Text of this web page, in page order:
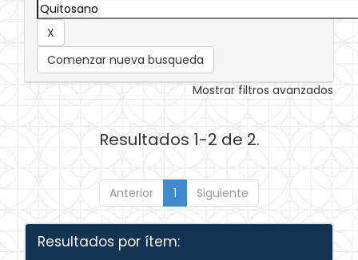
Comenzar nueva busqueda
Mostrar filtros avanzados
Resultados 1-2 de 2.
Anterior 1 Siguiente
Resultados por ítem: